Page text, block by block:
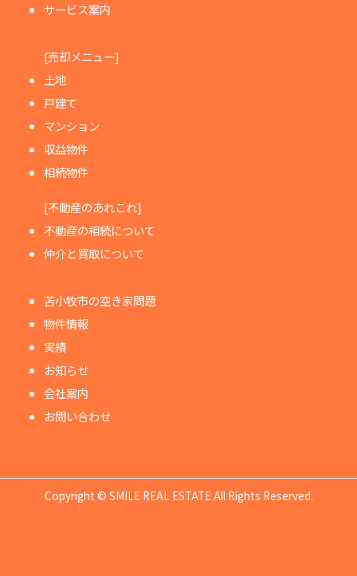
サービス案内
[売却メニュー]
土地
戸建て
マンション
収益物件
相続物件
[不動産のあれこれ]
不動産の相続について
仲介と買取について
苫小牧市の空き家問題
物件情報
実績
お知らせ
会社案内
お問い合わせ
Copyright © SMILE REAL ESTATE All Rights Reserved.